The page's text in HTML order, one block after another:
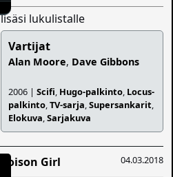
lisäsi lukulistalle
Vartijat
Alan Moore, Dave Gibbons
2006 |Scifi, Hugo-palkinto, Locus-
palkinto,TV-sarja,Supersankarit,
Elokuva,Sarjakuva
04.03.2018
Poison Girl